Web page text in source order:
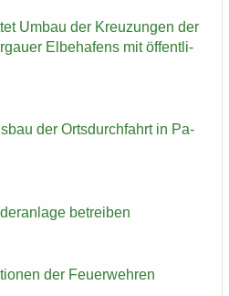
Umbau der Kreu­zun­gen der
El­be­ha­fens mit öf­fent­li­
der Orts­durch­fahrt in Pa­
be­trei­ben
der Feu­er­weh­ren